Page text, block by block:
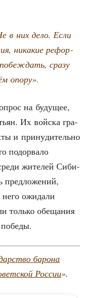
в них дело. Если
ника­кие рефор­
сра­зу
опору».
на буду­щее,
Их вой­ска гра­
и при­ну­ди­тель­но
подо­рва­ло
жите­лей Сиби­
пред­ло­же­ний,
ожи­да­ли
толь­ко обе­ща­ния
баро­на
Рос­сии».